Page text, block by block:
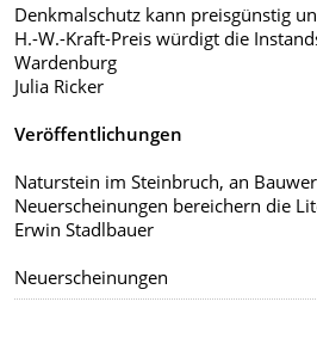
Denkmalschutz kann preisgünstig
H.-W.-Kraft-Preis würdigt die
Wardenburg
Julia Ricker
Veröffentlichungen
Naturstein im Steinbruch, an
Neuerscheinungen bereichern die
Erwin Stadlbauer
Neuerscheinungen